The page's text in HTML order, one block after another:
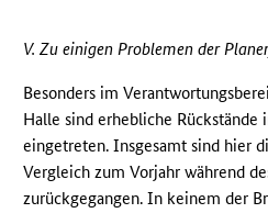
V. Zu einigen Problemen der
Besonders im
Halle sind erhebliche Rückstände
eingetreten. Insgesamt sind hier
Vergleich zum Vorjahr während
zurückgegangen. In keinem der